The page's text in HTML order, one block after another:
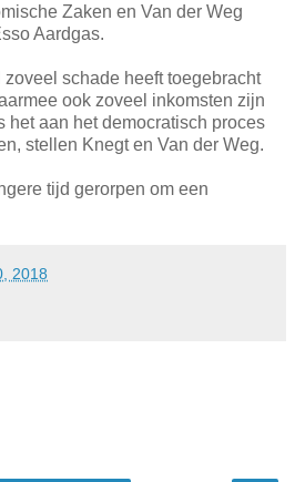
Zaken en Van der Weg
Aardgas.
schade heeft toegebracht
ook zoveel inkomsten zijn
het aan het democratisch proces
stellen Knegt en Van der Weg.
tijd gerorpen om een
2018